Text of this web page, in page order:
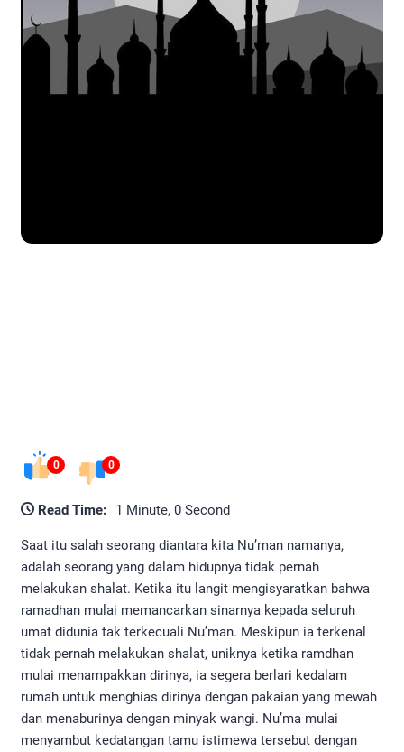
0 0
Read Time: 1 Minute, 0 Second
Saat itu salah seorang diantara kita Nu’man namanya,
adalah seorang yang dalam hidupnya tidak pernah
melakukan shalat. Ketika itu langit mengisyaratkan bahwa
ramadhan mulai memancarkan sinarnya kepada seluruh
umat didunia tak terkecuali Nu’man. Meskipun ia terkenal
tidak pernah melakukan shalat, uniknya ketika ramdhan
mulai menampakkan dirinya, ia segera berlari kedalam
rumah untuk menghias dirinya dengan pakaian yang mewah
dan menaburinya dengan minyak wangi. Nu’ma mulai
menyambut kedatangan tamu istimewa tersebut dengan